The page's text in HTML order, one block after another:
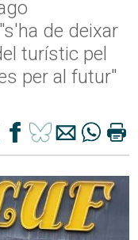
de deixar
turístic pel
per al futur"